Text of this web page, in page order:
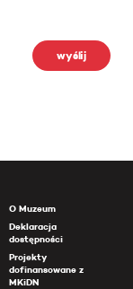
wyślij
O Muzeum
Deklaracja
dostępności
Projekty
dofinansowane z
MKiDN